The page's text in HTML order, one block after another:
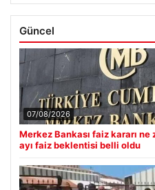
Güncel
07/08/2026
Merkez Bankası faiz kararı
ayı faiz beklentisi belli oldu